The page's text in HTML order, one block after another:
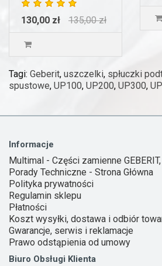
130,00 zł 135,00 zł
Tagi: Geberit, uszczelki, spłuczki
spustowe, UP100, UP200, UP300,
Informacje
Multimal - Części zamienne GEBERIT,
Porady Techniczne - Strona Główna
Polityka prywatności
Regulamin sklepu
Płatności
Koszt wysyłki, dostawa i odbiór
Gwarancje, serwis i reklamacje
Prawo odstąpienia od umowy
Biuro Obsługi Klienta